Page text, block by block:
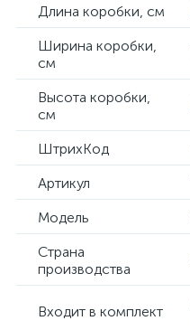
Длина коробки, см
Ширина коробки,
см
Высота коробки,
см
ШтрихКод
Артикул
Модель
Страна
производства
Входит в комплект